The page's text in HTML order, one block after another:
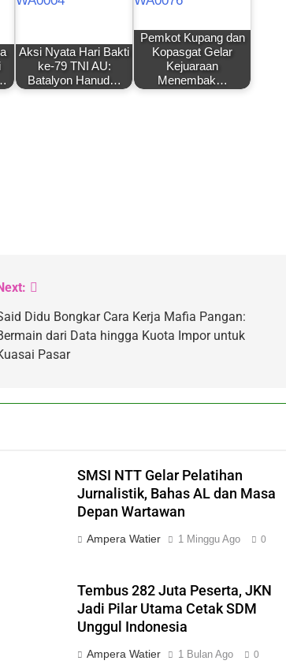
Aksi Nyata Hari Bakti
ke-79 TNI AU:
Batalyon Hanud…
Pemkot Kupang dan
Kopasgat Gelar
Kejuaraan
Menembak…
Didu Bongkar Cara Kerja Mafia Pangan:
dari Data hingga Kuota Impor untuk
Pasar
SMSI NTT Gelar Pelatihan
Jurnalistik, Bahas AL dan Masa
Depan Wartawan
Ampera Watier 1 Minggu Ago 0
Tembus 282 Juta Peserta, JKN
Jadi Pilar Utama Cetak SDM
Unggul Indonesia
Ampera Watier 1 Bulan Ago 0